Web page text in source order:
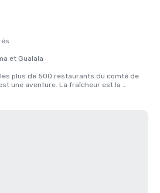
et Gualala
plus de 500 restaurants du comté de
une aventure. La fraîcheur est la
hôtels et restaurants locaux sont fiers
des fruits de mer, etc.
Michelin, de Bib Gourmand ou
ou de sites préférés classés par Zagat. À
familiaux, des hôtels de
d'hôtels.